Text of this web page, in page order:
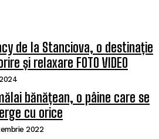
de la Stanciova, o destinație
și relaxare FOTO VIDEO
bănățean, o pâine care se
cu orice
2022